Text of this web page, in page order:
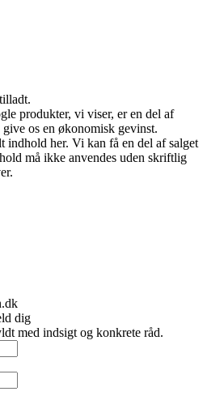
produkter, vi viser, er en del af
give os en økonomisk gevinst.
her. Vi kan få en del af salget
må ikke anvendes uden skriftlig
dig
med indsigt og konkrete råd.